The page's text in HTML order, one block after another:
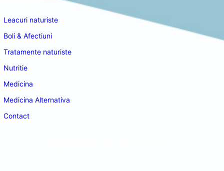
Leacuri naturiste
Boli & Afectiuni
Tratamente naturiste
Nutritie
Medicina
Medicina Alternativa
Contact